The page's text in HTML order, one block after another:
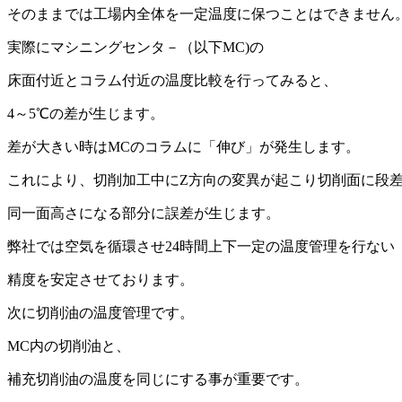
そのままでは工場内全体を一定温度に保つことはできません。
実際にマシニングセンタ－（以下MC)の
床面付近とコラム付近の温度比較を行ってみると、
4～5℃の差が生じます。
差が大きい時はMCのコラムに「伸び」が発生します。
これにより、切削加工中にZ方向の変異が起こり切削面に段
同一面高さになる部分に誤差が生じます。
弊社では空気を循環させ24時間上下一定の温度管理を行ない
精度を安定させております。
次に切削油の温度管理です。
MC内の切削油と、
補充切削油の温度を同じにする事が重要です。